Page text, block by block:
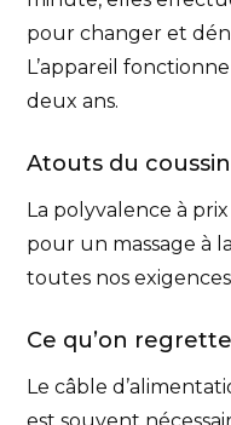
pour changer et
L’appareil
deux ans.
Atouts du
La polyvalence à
pour un massage à
toutes nos
Ce qu’on regrette
Le câble